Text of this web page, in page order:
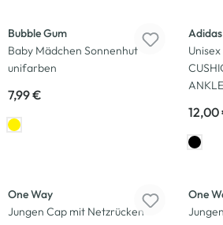
Bubble Gum
Baby Mädchen Sonnenhut
unifarben
7,99 €
Adidas
12,00
One Way
Jungen Cap mit Netzrücken
One